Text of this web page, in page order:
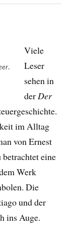
.
Viele
Leser
sehen in
der Der
im Alltag
von Ernest
eine
Werk
Die
und der
ins Auge.